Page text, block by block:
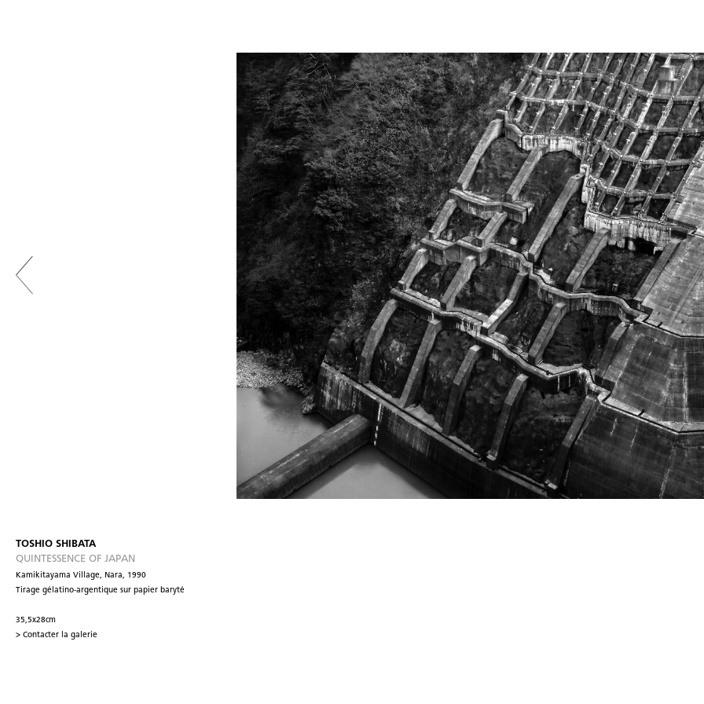
TOSHIO SHIBATA
QUINTESSENCE OF JAPAN
Kamikitayama Village, Nara, 1990
Tirage gélatino-argentique sur papier baryté
35,5x28cm
> Contacter la galerie